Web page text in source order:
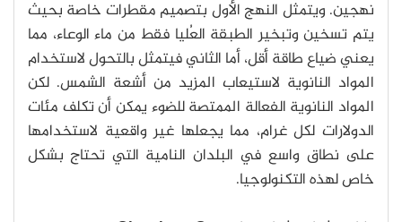
نهجين. ويتمثل النهج الأول بتصميم مقطرات خاصة بحيث
يتم تسخين وتبخير الطبقة العُليا فقط من ماء الوعاء، مما
يعني ضياع طاقة أقل، أما الثاني فيتمثل بالتحول لاستخدام
المواد النانوية لاستيعاب المزيد من أشعة الشمس. لكن
المواد النانوية الفعالة الممتصة للضوء يمكن أن تكلف مئات
الدولارات لكل غرام، مما يجعلها غير واقعية لاستخدامها
على نطاق واسع في البلدان النامية التي تحتاج بشكل
خاص لهذه التكنولوجيا.